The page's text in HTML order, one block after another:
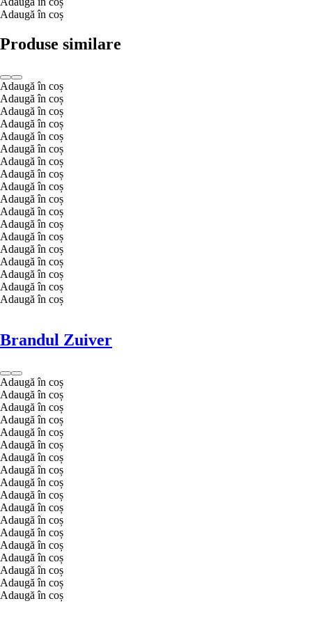
Adaugă în coș
Produse similare
Adaugă în coș
Adaugă în coș
Adaugă în coș
Adaugă în coș
Adaugă în coș
Adaugă în coș
Adaugă în coș
Adaugă în coș
Adaugă în coș
Adaugă în coș
Adaugă în coș
Adaugă în coș
Adaugă în coș
Adaugă în coș
Adaugă în coș
Adaugă în coș
Adaugă în coș
Adaugă în coș
Brandul Zuiver
Adaugă în coș
Adaugă în coș
Adaugă în coș
Adaugă în coș
Adaugă în coș
Adaugă în coș
Adaugă în coș
Adaugă în coș
Adaugă în coș
Adaugă în coș
Adaugă în coș
Adaugă în coș
Adaugă în coș
Adaugă în coș
Adaugă în coș
Adaugă în coș
Adaugă în coș
Adaugă în coș